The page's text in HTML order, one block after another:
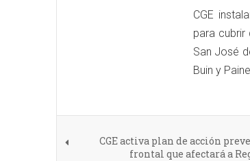
CGE
para cubrir
San José
Buin y
CGE activa plan de acción
frontal que afectará a